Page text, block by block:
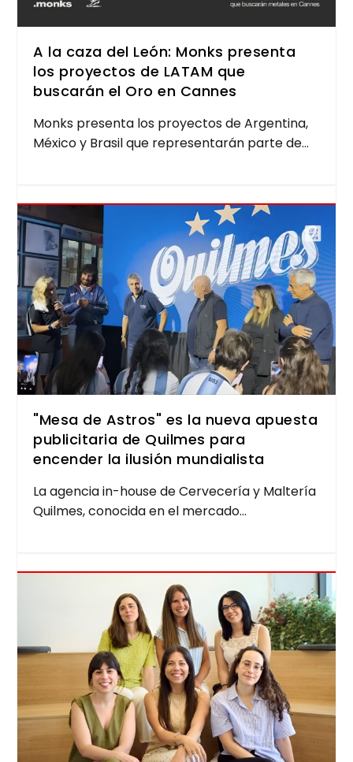
A la caza del León: Monks presenta
los proyectos de LATAM que
buscarán el Oro en Cannes
Monks pre­sen­ta los pro­yec­tos de Argen­ti­na,
Méxi­co y Bra­sil que repre­sen­ta­rán par­te de...
"Mesa de Astros" es la nueva apuesta
publicitaria de Quilmes para
encender la ilusión mundialista
La agen­cia in-hou­se de Cer­ve­ce­ría y Mal­te­ría
Quil­mes, cono­ci­da en el mer­ca­do...